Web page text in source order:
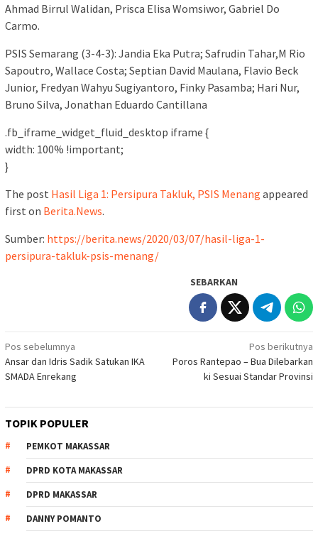
Ahmad Birrul Walidan, Prisca Elisa Womsiwor, Gabriel Do
Carmo.
PSIS Semarang (3-4-3): Jandia Eka Putra; Safrudin Tahar,M Rio
Sapoutro, Wallace Costa; Septian David Maulana, Flavio Beck
Junior, Fredyan Wahyu Sugiyantoro, Finky Pasamba; Hari Nur,
Bruno Silva, Jonathan Eduardo Cantillana
.fb_iframe_widget_fluid_desktop iframe {
width: 100% !important;
}
The post Hasil Liga 1: Persipura Takluk, PSIS Menang appeared
first on Berita.News.
Sumber: https://berita.news/2020/03/07/hasil-liga-1-
persipura-takluk-psis-menang/
SEBARKAN
Navigasi
pos
Pos sebelumnya
Ansar dan Idris Sadik Satukan IKA
SMADA Enrekang
Pos berikutnya
Poros Rantepao – Bua Dilebarkan
ki Sesuai Standar Provinsi
TOPIK POPULER
PEMKOT MAKASSAR
DPRD KOTA MAKASSAR
DPRD MAKASSAR
DANNY POMANTO